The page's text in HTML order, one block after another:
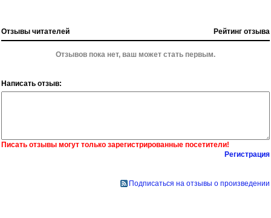
Отзывы читателей Рейтинг отзыва
Отзывов пока нет, ваш может стать первым.
Написать отзыв:
Писать отзывы могут только зарегистрированные посетители!
Регистрация
Подписаться на отзывы о произведении